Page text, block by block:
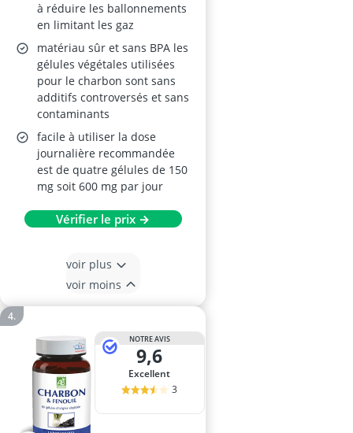
à réduire les ballonnements
en limitant les gaz
matériau sûr et sans BPA les
gélules végétales utilisées
pour le charbon sont sans
additifs controversés et sans
contaminants
facile à utiliser la dose
journalière recommandée
est de quatre gélules de 150
mg soit 600 mg par jour
Vérifier le prix →
voir plus
voir moins
NOTRE AVIS
9,6
Excellent
3